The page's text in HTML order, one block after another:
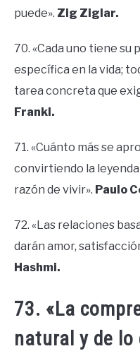
puede». Zig Ziglar.
70. «Cada uno tiene su
específica en la vida;
tarea concreta que
Frankl.
71. «Cuánto más se
convirtiendo la
razón de vivir». Paulo
72. «Las relaciones
darán amor,
Hashmi.
73. «La
natural y de lo